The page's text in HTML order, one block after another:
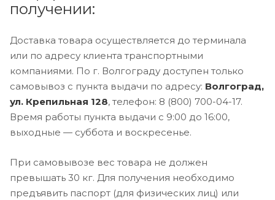
получении:
Доставка товара осуществляется до терминала
или по адресу клиента транспортными
компаниями. По г. Волгограду доступен только
самовывоз с пункта выдачи по адресу: Волгоград,
ул. Крепильная 128, телефон: 8 (800) 700-04-17.
Время работы пункта выдачи с 9:00 до 16:00,
выходные — суббота и воскресенье.
При самовывозе вес товара не должен
превышать 30 кг. Для получения необходимо
предъявить паспорт (для физических лиц) или